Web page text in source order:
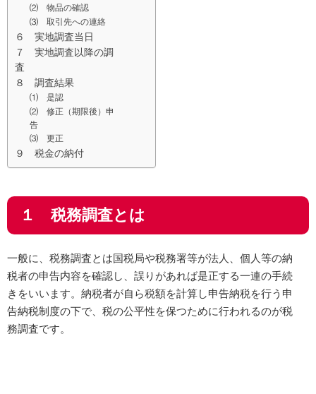
⑵ 物品の確認
⑶ 取引先への連絡
６ 実地調査当日
７ 実地調査以降の調
査
８ 調査結果
⑴ 是認
⑵ 修正（期限後）申
告
⑶ 更正
９ 税金の納付
１ 税務調査とは
一般に、税務調査とは国税局や税務署等が法人、個人等の納
税者の申告内容を確認し、誤りがあれば是正する一連の手続
きをいいます。納税者が自ら税額を計算し申告納税を行う申
告納税制度の下で、税の公平性を保つために行われるのが税
務調査です。